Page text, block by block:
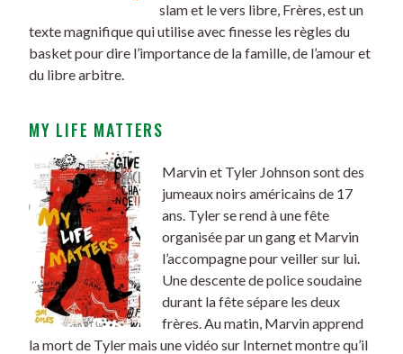
slam et le vers libre, Frères, est un
texte magnifique qui utilise avec finesse les règles du
basket pour dire l’importance de la famille, de l’amour et
du libre arbitre.
MY LIFE MATTERS
Marvin et Tyler Johnson sont des
jumeaux noirs américains de 17
ans. Tyler se rend à une fête
organisée par un gang et Marvin
l’accompagne pour veiller sur lui.
Une descente de police soudaine
durant la fête sépare les deux
frères. Au matin, Marvin apprend
la mort de Tyler mais une vidéo sur Internet montre qu’il